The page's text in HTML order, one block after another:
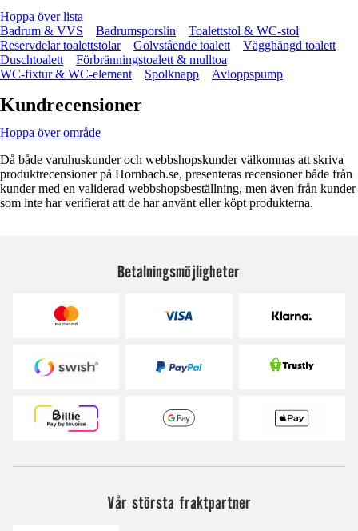
Hoppa över lista
Badrum & VVS
Badrumsporslin
Toalettstol & WC-stol
Reservdelar toalettstolar
Golvstående toalett
Vägghängd toalett
Duschtoalett
Förbränningstoalett & mulltoa
WC-fixtur & WC-element
Spolknapp Avloppspump
Kundrecensioner
Hoppa över område
Då både varuhuskunder och webbshopskunder välkomnas att skriva
produktrecensioner på Hornbach.se, presenteras recensioner både från
kunder med en validerad webbshopsbeställning, men även från kunder
som inte har verifierat att de har använt eller köpt produkterna.
Betalningsmöjligheter
Vår största fraktpartner